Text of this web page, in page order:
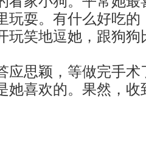
玩耍。有什么好吃
玩笑地逗她，跟狗狗
应思颖，等做完手
她喜欢的。果然，